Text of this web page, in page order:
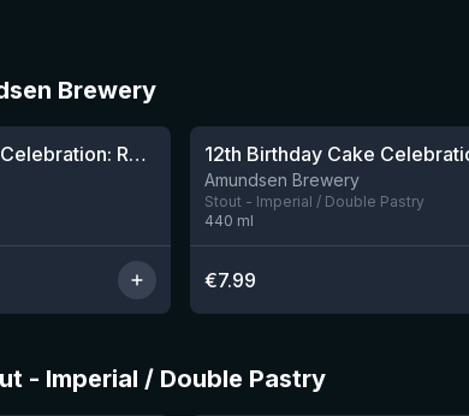
Brewery
Nog 8
12th Birthday Cake Celebration: Raspberry, Banana, Vanilla Ice Cream
Amundsen Brewery
Stout - Imperial / Double Pastry
440 ml
€7.99
- Imperial / Double Pastry
★3.76